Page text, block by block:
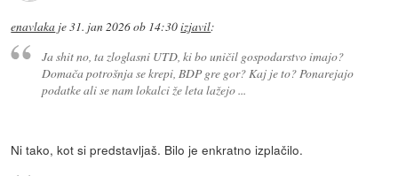
enavlaka je31. jan 2026 ob 14:30izjavil:
Ja shit no, ta zloglasni UTD, ki bo uničil gospodarstvo imajo?
Domača potrošnja se krepi, BDP gre gor? Kaj je to? Ponarejajo
podatke ali se nam lokalci že leta lažejo ...
Ni tako, kot si predstavljaš. Bilo je enkratno izplačilo.